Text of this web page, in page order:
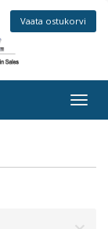
Vaata ostukorvi